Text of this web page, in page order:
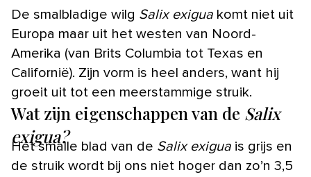
De smalbladige wilg Salix exigua komt niet uit
Europa maar uit het westen van Noord-
Amerika (van Brits Columbia tot Texas en
Californië). Zijn vorm is heel anders, want hij
groeit uit tot een meerstammige struik.
Wat zijn eigenschappen van de Salix
exigua?
Het smalle blad van de Salix exigua is grijs en
de struik wordt bij ons niet hoger dan zo’n 3,5